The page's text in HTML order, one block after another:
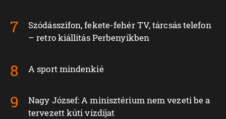
Szódásszifon, fekete-fehér TV, tárcsás telefon
– retro kiállítás Perbenyíkben
A sport mindenkié
Nagy József: A minisztérium nem vezeti be a
tervezett kúti vízdíjat